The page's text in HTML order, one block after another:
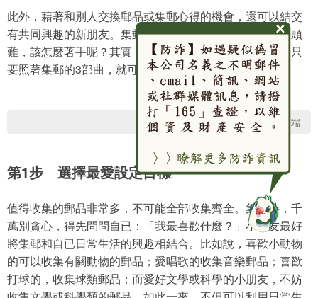
此外，藉著和別人交換郵品或集郵心得的機會，還可以結交
有共同興趣的新朋友。集郵真是好處多多！不過，萬事起頭
難，該怎麼著手呢？其實，要成為小集郵家一點都不難！只
要照著集郵的3部曲，就可以輕鬆的敲開集郵的大門……
回網頁頂端
第1步 選擇最愛設定目標
值得收集的郵品非常多，不可能全部收集齊全。集郵時，千
萬別貪心，得先問問自已：「我最喜歡什麼？」小朋友最好
將集郵和自已日常生活的興趣相結合。比如說，喜歡小動物
的可以收集有關動物的郵品；愛唱歌的收集音樂郵品；喜歡
打球的，收集球類郵品；而愛好文學或科學的小朋友，不妨